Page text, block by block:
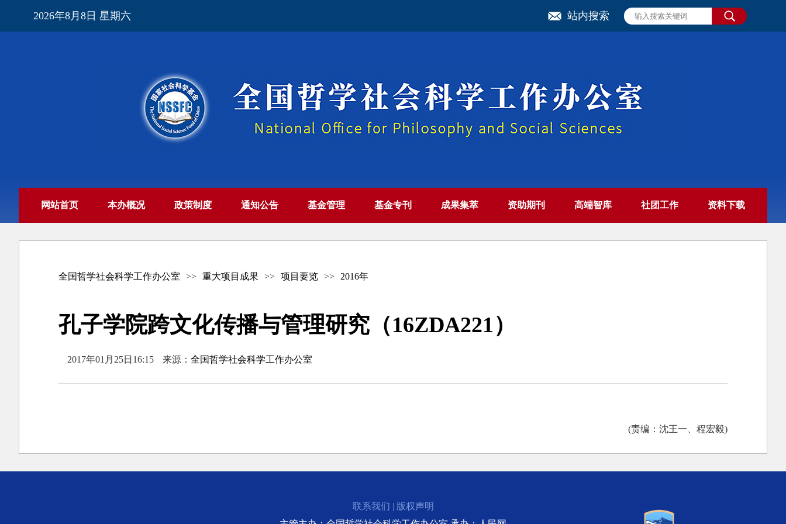
2026年8月8日 星期六 站内搜索
网站首页 本办概况 政策制度 通知公告 基金管理 基金专刊 成果集萃 资助期刊 高端智库 社团工作 资料下载
全国哲学社会科学工作办公室 >> 重大项目成果 >> 项目要览 >> 2016年
孔子学院跨文化传播与管理研究（16ZDA221）
2017年01月25日16:15 来源：全国哲学社会科学工作办公室
(责编：沈王一、程宏毅)
联系我们 | 版权声明